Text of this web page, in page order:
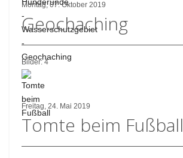
Montag, 07. Oktober 2019
Geochaching
Bilder: 4
Freitag, 24. Mai 2019
Tomte beim Fußball